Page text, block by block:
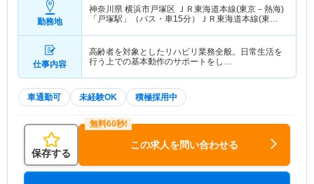
勤務地
神奈川県 横浜市戸塚区
ＪＲ東海道本線(東京－熱海)
「戸塚駅」（バス・車15分）ＪＲ東海道本線(東京
仕事内容
高齢者を対象としたリハビリ業務全般。日常生活を
行う上での基本動作のサポートをし…
車通勤可 未経験OK 積極採用中
保存する
この求人を問い合わせる